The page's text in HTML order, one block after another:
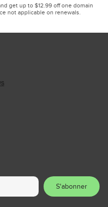
get up to $12.99 off one domain
not applicable on renewals.
S'abonner